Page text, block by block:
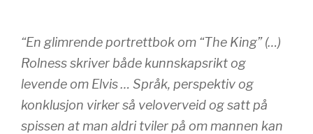
“En glimrende portrettbok om “The King” (…)
Rolness skriver både kunnskapsrikt og
levende om Elvis … Språk, perspektiv og
konklusjon virker så veloverveid og satt på
spissen at man aldri tviler på om mannen kan